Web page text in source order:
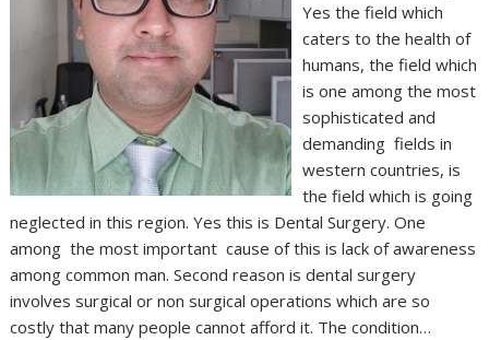
Yes the field which
caters to the health of
humans, the field which
is one among the most
sophisticated and
demanding fields in
western countries, is
the field which is going
neglected in this region. Yes this is Dental Surgery. One
among the most important cause of this is lack of awareness
among common man. Second reason is dental surgery
involves surgical or non surgical operations which are so
costly that many people cannot afford it. The condition…